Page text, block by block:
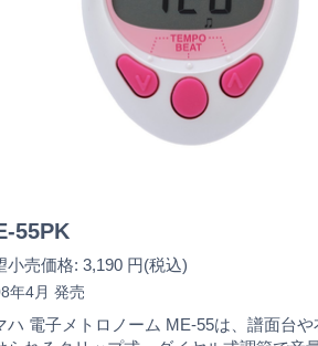
55PK
小売価格: 3,190 円(税込)
年4月 発売
ハ 電子メトロノーム ME-55は、譜面台や